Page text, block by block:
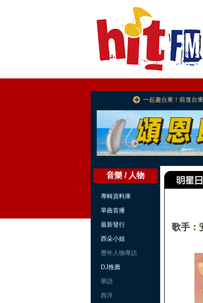
一起趣台東！前進台
音樂 / 人物
專輯資料庫
單曲首播
最新發行
西朵小姐
歷年人物專訪
DJ推薦
華語
西洋
歌手：